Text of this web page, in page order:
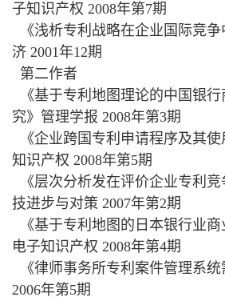
子知识产权 2008年第7期
《浅析专利战略在企业国际竞
济 2001年12期
第二作者
《基于专利地图理论的中国银
究》管理学报 2008年第3期
《企业跨国专利申请程序及其
知识产权 2008年第5期
《层次分析发在评价企业专利
技进步与对策 2007年第2期
《基于专利地图的日本银行业商
电子知识产权 2008年第4期
《律师事务所专利案件管理系
2006年第5期